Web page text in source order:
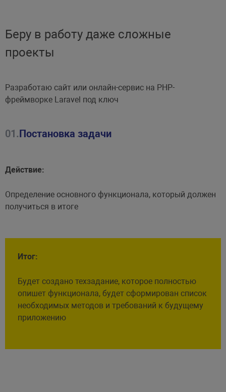
Беру в работу даже сложные
проекты
Разработаю сайт или онлайн-сервис на PHP-
фреймворке Laravel под ключ
01.Постановка задачи
Действие:
Определение основного функционала, который должен
получиться в итоге
Итог:
Будет создано техзадание, которое полностью
опишет функционала, будет сформирован список
необходимых методов и требований к будущему
приложению